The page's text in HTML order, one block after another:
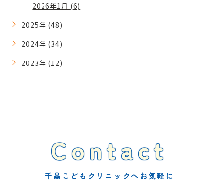
2026年1月 (6)
2025年 (48)
2024年 (34)
2023年 (12)
Contact
千晶こどもクリニックへお気軽に